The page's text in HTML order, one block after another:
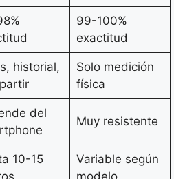
99-100%
exactitud
historial,
Solo medición
física
del
Muy resistente
10-15
Variable según